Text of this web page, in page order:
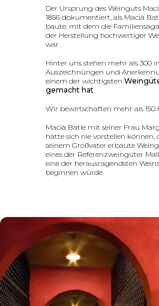
Der Ursprung des Weinguts
1856 dokumentiert, als Macià
baute, mit dem die
der Herstellung hochwertiger
war.
Hinter uns stehen mehr als 300
Auszeichnungen und
einem der wichtigsten
gemacht hat.
Wir bewirtschaften mehr als 150
Macià Batle mit seiner Frau
hätte sich nie vorstellen können,
seinem Großvater erbaute
eines der Referenzweingüter
eine der herausragendsten
beginnen würde.